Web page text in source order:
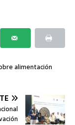
alimentación